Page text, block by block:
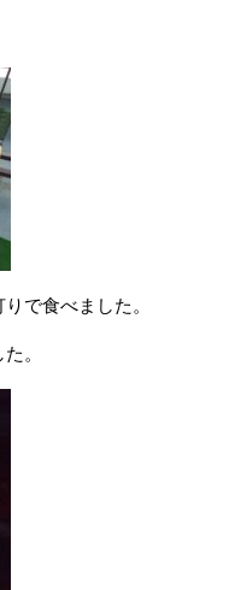
で食べました。
。